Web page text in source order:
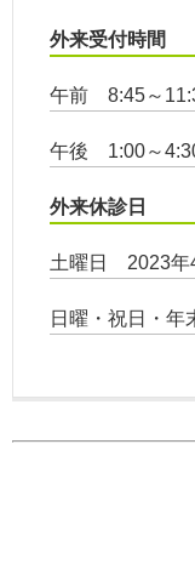
外来受付時間
午前 8:45～
午後 1:00～
外来休診日
土曜日 2023年
日曜・祝日・